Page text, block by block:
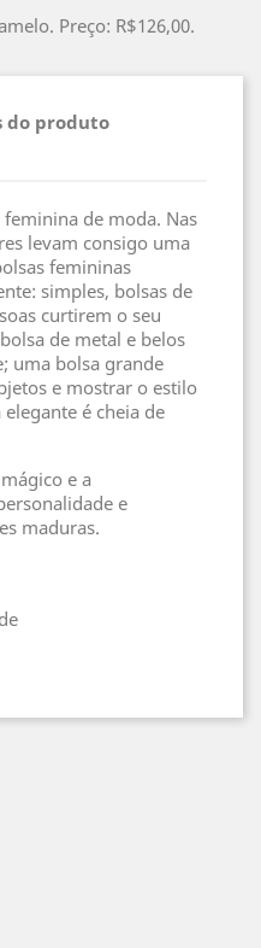
Preço: R$126,00.
do produto
de moda. Nas
levam consigo uma
femininas
simples, bolsas de
curtirem o seu
de metal e belos
uma bolsa grande
e mostrar o estilo
é cheia de
e a
e
maduras.